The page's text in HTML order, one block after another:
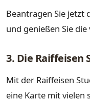
Beantragen Sie jetzt
und genießen Sie
3. Die
Mit der Raiffeisen
eine Karte mit vielen